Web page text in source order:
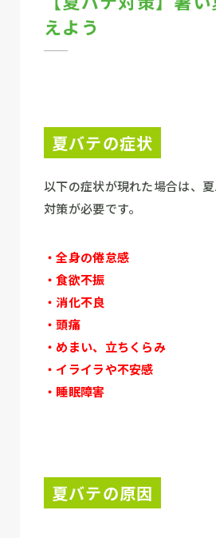
えよう
夏バテの症状
以下の症状が現れた場合は、
対策が必要です。
・全身の倦怠感
・食欲不振
・消化不良
・頭痛
・めまい、立ちくらみ
・イライラや不安感
・睡眠障害
夏バテの原因